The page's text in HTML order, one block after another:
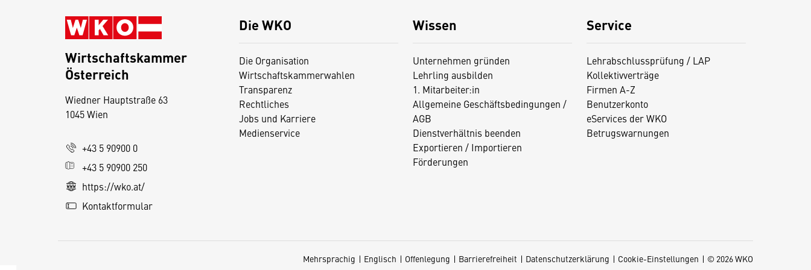
Die WKO
Die Organisation
Wirtschaftskammerwahlen
Transparenz
Rechtliches
Jobs und Karriere
Medienservice
Wissen
Unternehmen gründen
Lehrling ausbilden
1. Mitarbeiter:in
Allgemeine Geschäftsbedingungen /
AGB
Dienstverhältnis beenden
Exportieren / Importieren
Förderungen
Service
Lehrabschlussprüfung / LAP
Kollektivverträge
Firmen A-Z
Benutzerkonto
eServices der WKO
Betrugswarnungen
Wirtschaftskammer
Österreich
Wiedner Hauptstraße 63
1045 Wien
+43 5 90900 0
+43 5 90900 250
https://wko.at/
Kontaktformular
Mehrsprachig Englisch Offenlegung Barrierefreiheit Datenschutzerklärung Cookie-Einstellungen © 2026 WKO